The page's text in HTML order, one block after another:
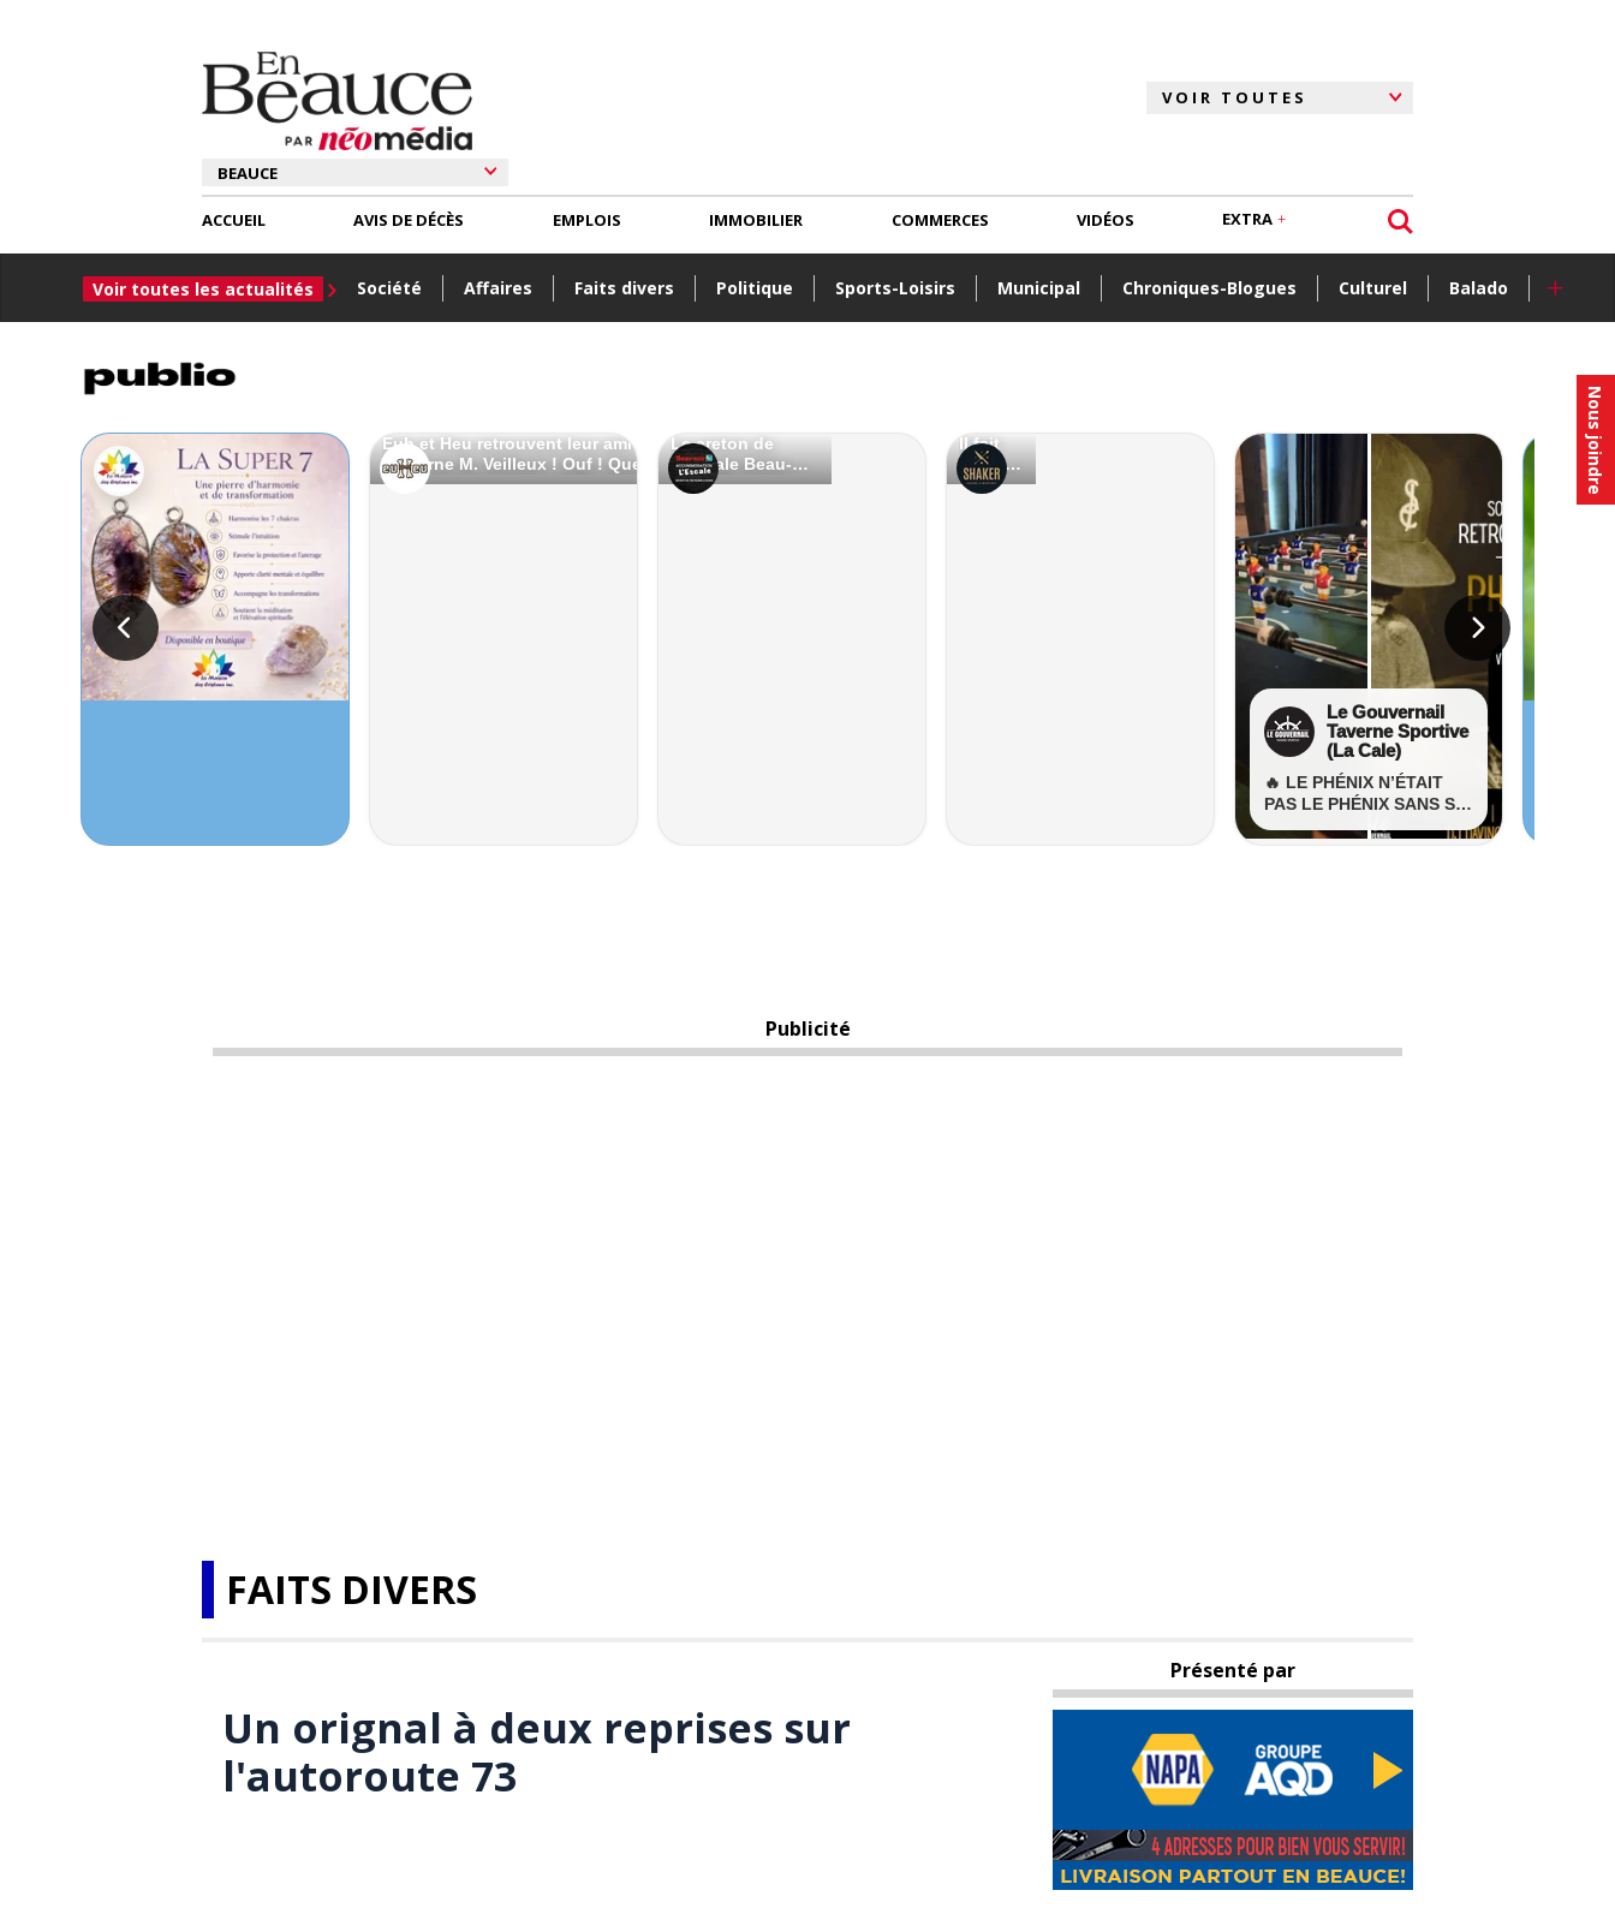
Nous joindre
ACCUEIL
Voir toutes les actualités Société Affaires Faits divers Politique Sports-Loisirs Municipal Chroniques-Blogues Culturel Balado +
AVIS DE DÉCÈS EMPLOIS IMMOBILIER COMMERCES VIDÉOS EXTRA
Publicité
FAITS DIVERS
Un orignal à deux reprises sur
l'autoroute 73
Présenté par